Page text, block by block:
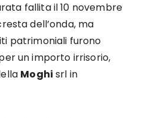
fallita il 10 novembre
dell’onda, ma
patrimoniali furono
un importo irrisorio,
Moghi srl in